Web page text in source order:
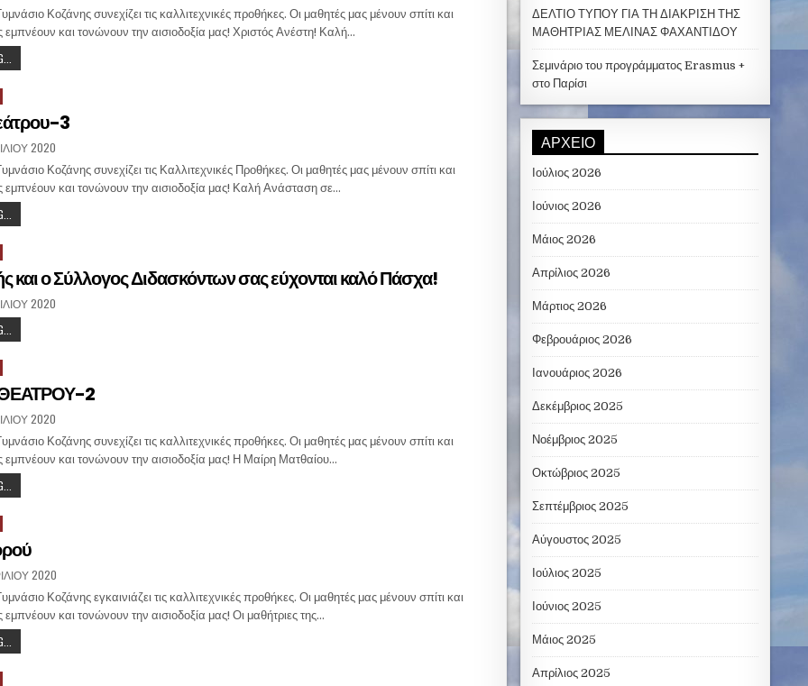
Κοζάνης συνεχίζει τις καλλιτεχνικές προθήκες. Οι μαθητές μας μένουν σπίτι και
και τονώνουν την αισιοδοξία μας! Χριστός Ανέστη! Καλή…
3
2020
Κοζάνης συνεχίζει τις Καλλιτεχνικές Προθήκες. Οι μαθητές μας μένουν σπίτι και
εμπνέουν και τονώνουν την αισιοδοξία μας! Καλή Ανάσταση σε…
και ο Σύλλογος Διδασκόντων σας εύχονται καλό Πάσχα!
2020
2
2020
Κοζάνης συνεχίζει τις καλλιτεχνικές προθήκες. Οι μαθητές μας μένουν σπίτι και
και τονώνουν την αισιοδοξία μας! Η Μαίρη Ματθαίου…
2020
Κοζάνης εγκαινιάζει τις καλλιτεχνικές προθήκες. Οι μαθητές μας μένουν σπίτι και
και τονώνουν την αισιοδοξία μας! Οι μαθήτριες της…
ΔΕΛΤΙΟ ΤΥΠΟΥ ΓΙΑ ΤΗ ΔΙΑΚΡΙΣΗ ΤΗΣ
ΜΑΘΗΤΡΙΑΣ ΜΕΛΙΝΑΣ ΦΑΧΑΝΤΙΔΟΥ
Σεμινάριο του προγράμματος Erasmus +
στο Παρίσι
ΑΡΧΕΊΟ
Ιούλιος 2026
Ιούνιος 2026
Μάιος 2026
Απρίλιος 2026
Μάρτιος 2026
Φεβρουάριος 2026
Ιανουάριος 2026
Δεκέμβριος 2025
Νοέμβριος 2025
Οκτώβριος 2025
Σεπτέμβριος 2025
Αύγουστος 2025
Ιούλιος 2025
Ιούνιος 2025
Μάιος 2025
Απρίλιος 2025